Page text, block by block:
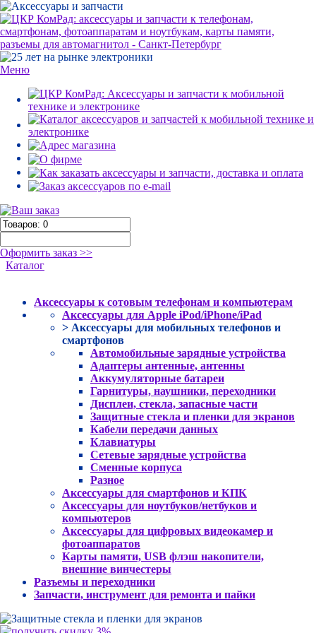
Меню
Оформить заказ >>
Каталог
Аксессуары к сотовым телефонам и компьютерам
Аксессуары для Apple iPod/iPhone/iPad
> Аксессуары для мобильных телефонов и
смартфонов
Автомобильные зарядные устройства
Адаптеры антенные, антенны
Аккумуляторные батареи
Гарнитуры, наушники, переходники
Дисплеи, стекла, запасные части
Защитные стекла и пленки для экранов
Кабели передачи данных
Клавиатуры
Сетевые зарядные устройства
Сменные корпуса
Разное
Аксессуары для смартфонов и КПК
Аксессуары для ноутбуков/нетбуков и
компьютеров
Аксессуары для цифровых видеокамер и
фотоаппаратов
Карты памяти, USB флэш накопители,
внешние винчестеры
Разъемы и переходники
Запчасти, инструмент для ремонта и пайки